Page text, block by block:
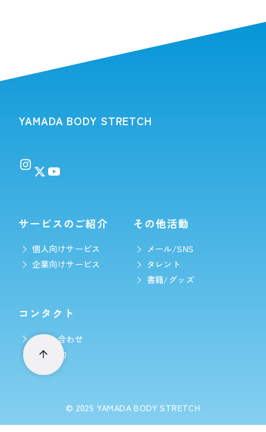
YAMADA BODY STRETCH
サービスのご紹介
個人向けサービス
企業向けサービス
その他活動
メール/SNS
タレント
書籍/グッズ
コンタクト
お問い合わせ
LINE予約
© 2025 YAMADA BODY STRETCH